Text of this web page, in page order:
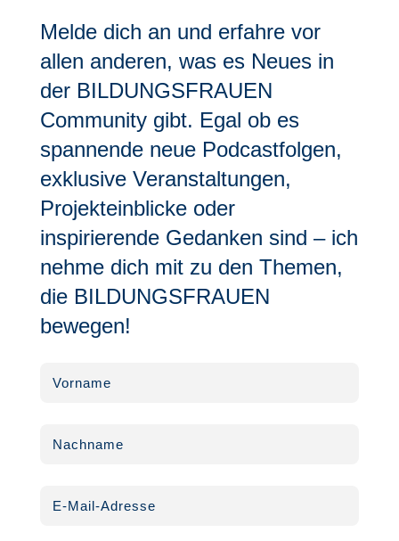
Melde dich an und erfahre vor
allen anderen, was es Neues in
der BILDUNGSFRAUEN
Community gibt. Egal ob es
spannende neue Podcastfolgen,
exklusive Veranstaltungen,
Projekteinblicke oder
inspirierende Gedanken sind – ich
nehme dich mit zu den Themen,
die BILDUNGSFRAUEN
bewegen!